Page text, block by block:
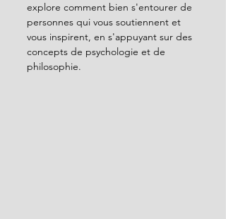
explore comment bien s'entourer de
personnes qui vous soutiennent et
vous inspirent, en s'appuyant sur des
concepts de psychologie et de
philosophie.